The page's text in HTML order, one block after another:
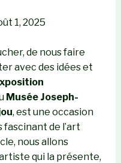
1, 2025
de nous faire
avec des idées et
Musée Joseph-
, est une occasion
fascinant de l’art
nous allons
qui la présente,